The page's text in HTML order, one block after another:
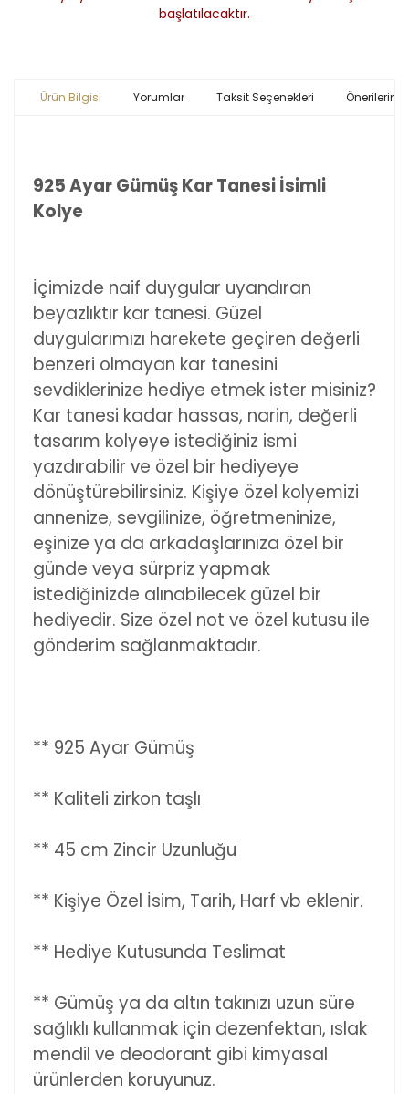
başlatılacaktır.
Ürün Bilgisi Yorumlar Taksit Seçenekleri Önerileriniz
925 Ayar Gümüş Kar Tanesi İsimli
Kolye
İçimizde naif duygular uyandıran
beyazlıktır kar tanesi. Güzel
duygularımızı harekete geçiren değerli
benzeri olmayan kar tanesini
sevdiklerinize hediye etmek ister misiniz?
Kar tanesi kadar hassas, narin, değerli
tasarım kolyeye istediğiniz ismi
yazdırabilir ve özel bir hediyeye
dönüştürebilirsiniz. Kişiye özel kolyemizi
annenize, sevgilinize, öğretmeninize,
eşinize ya da arkadaşlarınıza özel bir
günde veya sürpriz yapmak
istediğinizde alınabilecek güzel bir
hediyedir. Size özel not ve özel kutusu ile
gönderim sağlanmaktadır.
** 925 Ayar Gümüş
** Kaliteli zirkon taşlı
** 45 cm Zincir Uzunluğu
** Kişiye Özel İsim, Tarih, Harf vb eklenir.
** Hediye Kutusunda Teslimat
** Gümüş ya da altın takınızı uzun süre
sağlıklı kullanmak için dezenfektan, ıslak
mendil ve deodorant gibi kimyasal
ürünlerden koruyunuz.